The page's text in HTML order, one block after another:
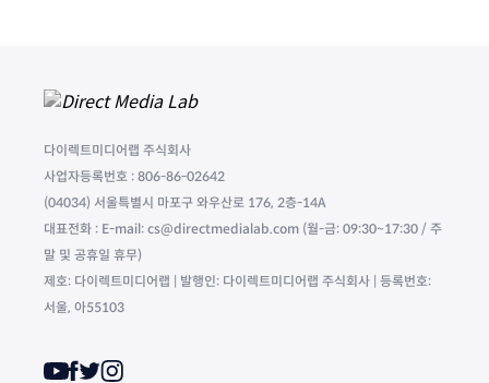
다이렉트미디어랩 주식회사
사업자등록번호 : 806-86-02642
(04034) 서울특별시 마포구 와우산로 176, 2층-14A
대표전화 : E-mail: cs@directmedialab.com (월-금: 09:30~17:30 / 주
말 및 공휴일 휴무)
제호: 다이렉트미디어랩 | 발행인: 다이렉트미디어랩 주식회사 | 등록번호:
서울, 아55103